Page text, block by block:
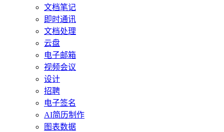
文档笔记
即时通讯
文档处理
云盘
电子邮箱
视频会议
设计
招聘
电子签名
AI简历制作
图表数据